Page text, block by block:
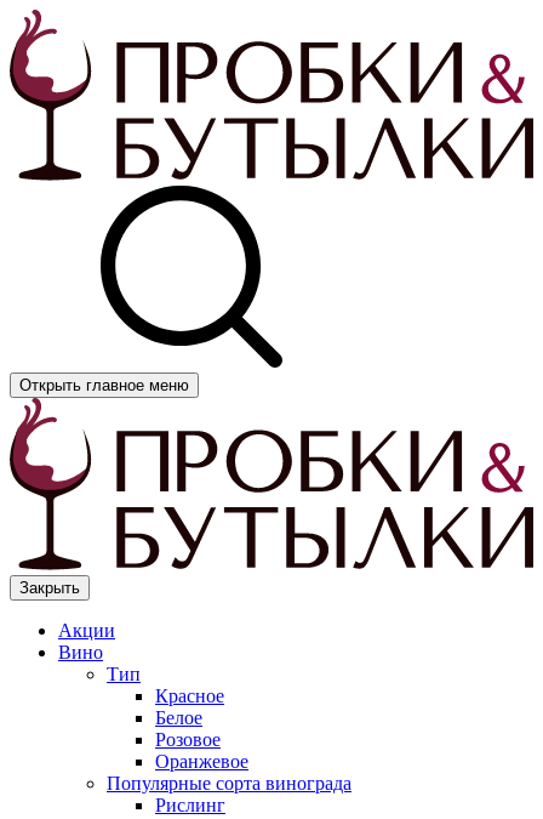
Открыть главное меню
Закрыть
Акции
Вино
Тип
Красное
Белое
Розовое
Оранжевое
Популярные сорта винограда
Рислинг